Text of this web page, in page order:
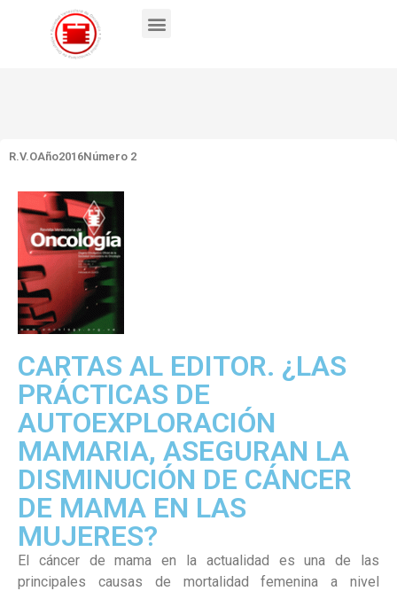
R.V.OAño2016Número 2
CARTAS AL EDITOR. ¿LAS
PRÁCTICAS DE
AUTOEXPLORACIÓN
MAMARIA, ASEGURAN LA
DISMINUCIÓN DE CÁNCER
DE MAMA EN LAS
MUJERES?
El cáncer de mama en la actualidad es una de las
principales causas de mortalidad femenina a nivel